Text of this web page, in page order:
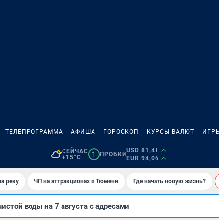
ТЕЛЕПРОГРАММА АФИША ГОРОСКОП КУРСЫ ВАЛЮТ ИГРЫ
СЕЙЧАС
+15°C
1 ПРОБКИ
USD 81,41
EUR 94,06
реку ЧП на аттракционах в Тюмени Где начать новую жизнь?
воды на 7 августа с адресами